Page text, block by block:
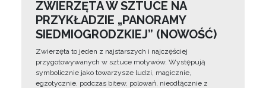
ZWIERZĘTA W SZTUCE NA
PRZYKŁADZIE „PANORAMY
SIEDMIOGRODZKIEJ” (NOWOŚĆ)
Zwierzęta to jeden z najstarszych i najczęściej
przygotowywanych w sztuce motywów. Występują
symbolicznie jako towarzysze ludzi, magicznie,
egzotycznie, podczas bitew, polowań, nieodłącznie z